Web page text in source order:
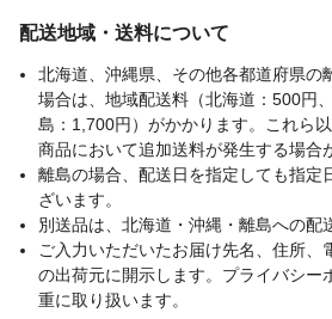
配送地域・送料について
北海道、沖縄県、その他各都道府県の
場合は、地域配送料（北海道：500円
島：1,700円）がかかります。これら
商品において追加送料が発生する場合
離島の場合、配送日を指定しても指定
ざいます。
別送品は、北海道・沖縄・離島への配
ご入力いただいたお届け先名、住所、
の出荷元に開示します。プライバシー
重に取り扱います。